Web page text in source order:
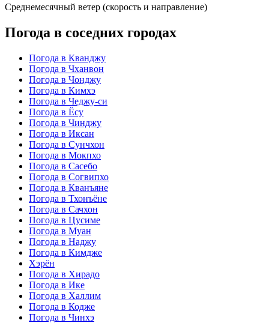
Среднемесячный ветер (скорость и направление)
Погода в соседних городах
Погода в Кванджу
Погода в Чханвон
Погода в Чонджу
Погода в Кимхэ
Погода в Чеджу-си
Погода в Ёсу
Погода в Чинджу
Погода в Иксан
Погода в Сунчхон
Погода в Мокпхо
Погода в Сасебо
Погода в Согвипхо
Погода в Кванъяне
Погода в Тхонъёне
Погода в Сачхон
Погода в Цусиме
Погода в Муан
Погода в Наджу
Погода в Кимдже
Хэрён
Погода в Хирадо
Погода в Ике
Погода в Халлим
Погода в Кодже
Погода в Чинхэ